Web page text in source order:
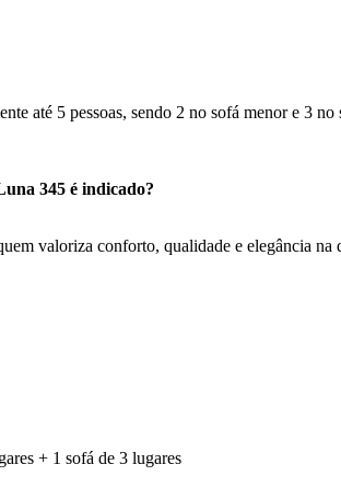
até 5 pessoas, sendo 2 no sofá menor e 3
345 é indicado?
valoriza conforto, qualidade e elegância
+ 1 sofá de 3 lugares